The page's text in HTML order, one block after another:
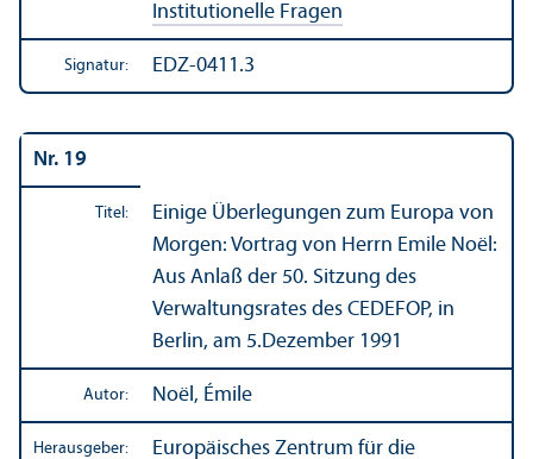
Institutionelle Fragen
Signatur: EDZ-0411.3
Nr. 19
Titel:
Einige Über­legungen zum Europa von
Morgen: Vortrag von Herrn Emile Noël:
Aus Anlaß der 50. Sitzung des
Verwaltungs­rates des CEDEFOP, in
Berlin, am 5.Dezember 1991
Autor: Noël, Émile
Herausgeber:
Europäisches Zentrum für die